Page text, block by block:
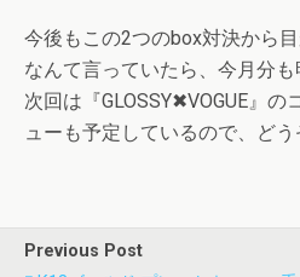
今後もこの2つのbox対決から目
なんて言っていたら、今月分
次回は『GLOSSY✖VOGUE』
ューも予定しているので、どう
Previous Post